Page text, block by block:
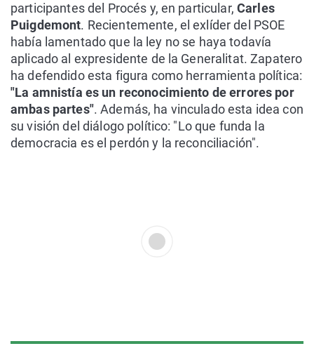
participantes del Procés y, en particular,Carles
Puigdemont. Recientemente, el exlíder del PSOE
había lamentado que la ley no se haya todavía
aplicado al expresidente de la Generalitat. Zapatero
ha defendido esta figura como herramienta política:
"La amnistía es un reconocimiento de errores por
ambas partes". Además, ha vinculado esta idea con
su visión del diálogo político: "Lo que funda la
democracia es el perdón y la reconciliación".